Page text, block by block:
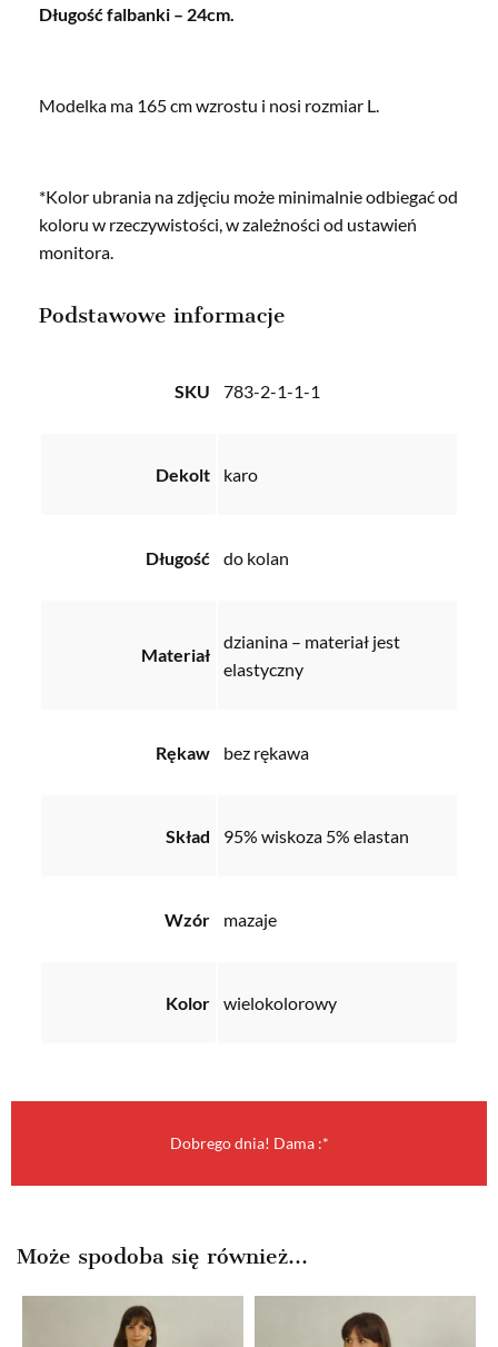
Długość falbanki – 24cm.
Modelka ma 165 cm wzrostu i nosi rozmiar L.
*Kolor ubrania na zdjęciu może minimalnie odbiegać od
koloru w rzeczywistości, w zależności od ustawień
monitora.
Podstawowe informacje
SKU 783-2-1-1-1
Dekolt karo
Długość do kolan
Materiał
dzianina – materiał jest
elastyczny
Rękaw bez rękawa
Skład 95% wiskoza 5% elastan
Wzór mazaje
Kolor wielokolorowy
Dobrego dnia! Dama :*
Może spodoba się również…